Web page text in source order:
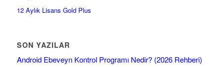
12 Aylık Lisans Gold Plus
SON YAZILAR
Android Ebeveyn Kontrol Programı Nedir? (2026 Rehberi)